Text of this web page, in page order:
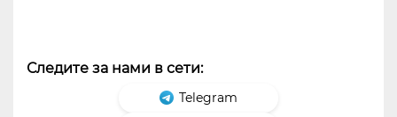
Следите за нами в сети:
Telegram